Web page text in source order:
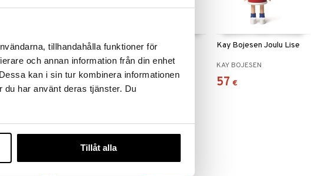
tillhandahålla funktioner för
och annan information från din enhet
kan i sin tur kombinera informationen
du har använt deras tjänster. Du
Tillåt alla
Apina
KAY BOJESEN
alk. 65
Joulupukki
KAY BOJESEN
59,90
Kay Bojesen Joulu Lise
KAY BOJESEN
57 €